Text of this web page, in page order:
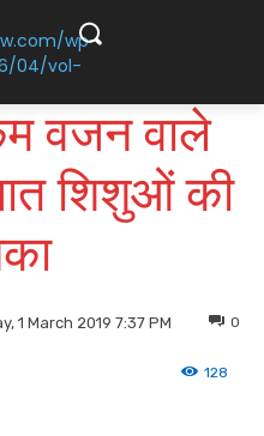
वजन वाले
शिशुओं की
1 March 2019 7:37 PM 0
128